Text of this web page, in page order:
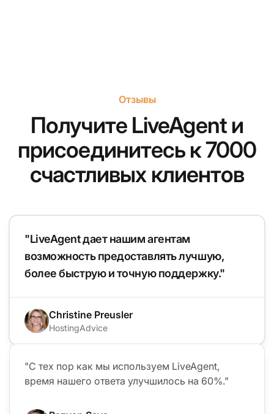
Отзывы
Получите LiveAgent и
присоединитесь к 7000
счастливых клиентов
"LiveAgent дает нашим агентам
возможность предоставлять лучшую,
более быструю и точную поддержку."
Christine Preusler
HostingAdvice
"С тех пор как мы используем LiveAgent,
время нашего ответа улучшилось на 60%."